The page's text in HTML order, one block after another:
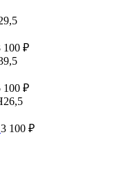
100 ₽
100 ₽
3 100 ₽